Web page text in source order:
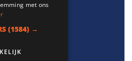
met ons
(1584) →